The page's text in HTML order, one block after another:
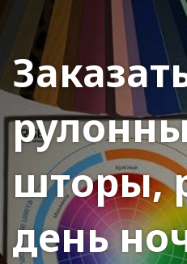
шторы,
день